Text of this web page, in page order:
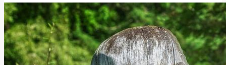
plastika
ovlivnila
její
život